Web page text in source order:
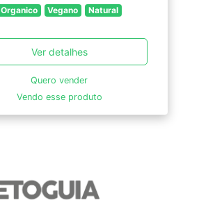
Organico
Vegano Natural
Ver detalhes
Quero vender
Vendo esse produto